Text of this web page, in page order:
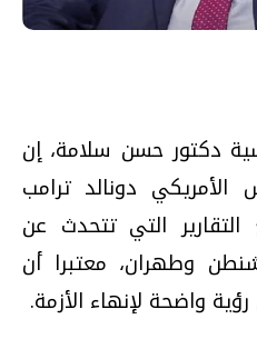
دكتور حسن سلامة، إن
الأمريكي دونالد ترامب
التي تتحدث عن
وطهران، معتبرا أن
واضحة لإنهاء الأزمة.